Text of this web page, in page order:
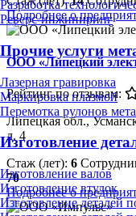
Разработка
Реверс-инжиниринг
Прочие услуги
Лазерная гравировка
Маркировка плазмой
Перемотка рулонов
Изготовление
Изготовление валов
Изготовление втулок
Изготовление деталей
Подробнее о
ООО «Липецкий
Рейтинг по отзывам:
Липецкая обл.,
д. 4
Стаж (лет): 6
70
Подробнее о